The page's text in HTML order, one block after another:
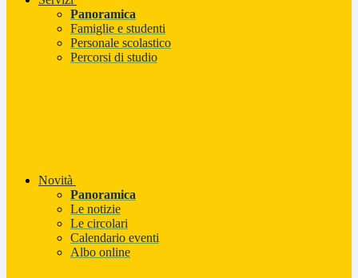
Panoramica
Famiglie e studenti
Personale scolastico
Percorsi di studio
Novità
Panoramica
Le notizie
Le circolari
Calendario eventi
Albo online